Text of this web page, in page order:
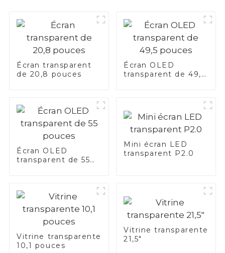
Écran transparent
de 20,8 pouces
Écran OLED
transparent de 49,5
Écran OLED
transparent de 55
Mini écran LED
transparent P2.0
Vitrine transparente
10,1 pouces
Vitrine transparente
21,5"